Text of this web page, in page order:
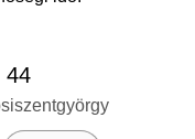
44